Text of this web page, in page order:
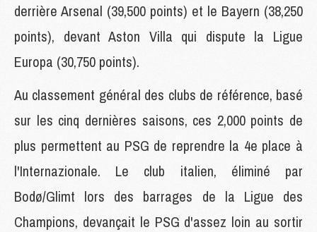
derrière Arsenal (39,500 points) et le Bayern (38,250
points), devant Aston Villa qui dispute la Ligue
Europa (30,750 points).
Au classement général des clubs de référence, basé
sur les cinq dernières saisons, ces 2,000 points de
plus permettent au PSG de reprendre la 4e place à
l'Internazionale. Le club italien, éliminé par
Bodø/Glimt lors des barrages de la Ligue des
Champions, devançait le PSG d'assez loin au sortir